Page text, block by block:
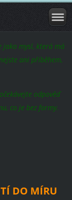
jako mysl, která má
ani příběhem,
odpověď
co je bez formy.
DO MÍRU